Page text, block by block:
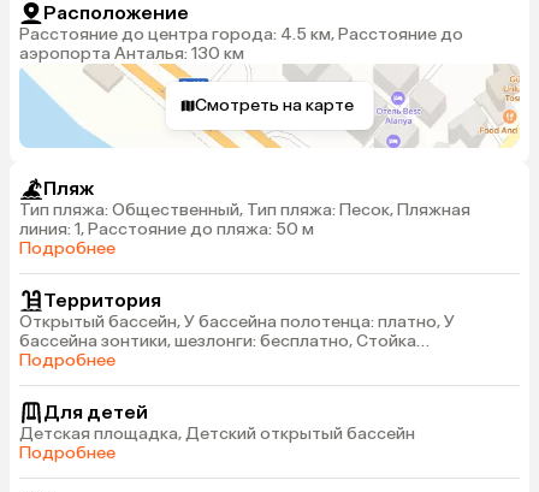
Расположение
Расстояние до центра города: 4.5 км, Расстояние до
аэропорта Анталья: 130 км
Смотреть на карте
Пляж
Тип пляжа: Общественный, Тип пляжа: Песок, Пляжная
линия: 1, Расстояние до пляжа: 50 м
Подробнее
Территория
Открытый бассейн, У бассейна полотенца: платно, У
бассейна зонтики, шезлонги: бесплатно, Стойка
регистрации
Подробнее
Для детей
Детская площадка, Детский открытый бассейн
Подробнее